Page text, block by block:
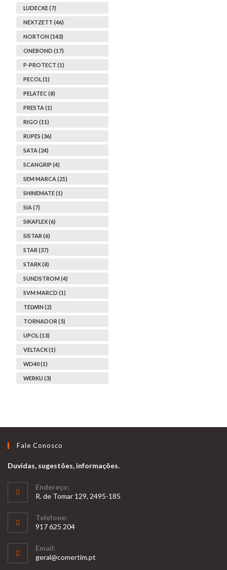
LUDECKE (7)
NEXTZETT (46)
NORTON (143)
ONEBOND (17)
P-PROTECT (1)
PECOL (1)
PELATEC (8)
PRESTA (1)
RIGO (11)
RUPES (36)
SATA (24)
SCANGRIP (4)
SEM MARCA (21)
SHINEMATE (1)
SIA (7)
SIKAFLEX (6)
SISTAR (6)
STAR (37)
STARK (8)
SUNDSTROM (4)
SVM MARCD (1)
TELWIN (2)
TORNADOR (5)
UPOL (13)
VELTACK (1)
WD40 (1)
WERKU (3)
Fale Conosco
Duvidas, sugestões, informações.
Endereço:
R. de Tomar 129, 2495-185
Telefone:
917 625 204
in
your
Email:
geral@comertim.pt